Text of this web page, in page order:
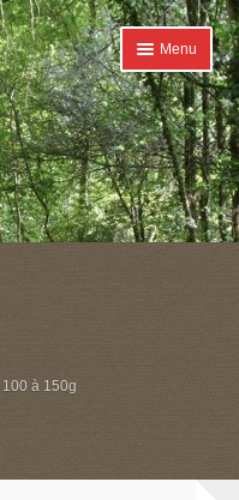
Menu
100 à 150g